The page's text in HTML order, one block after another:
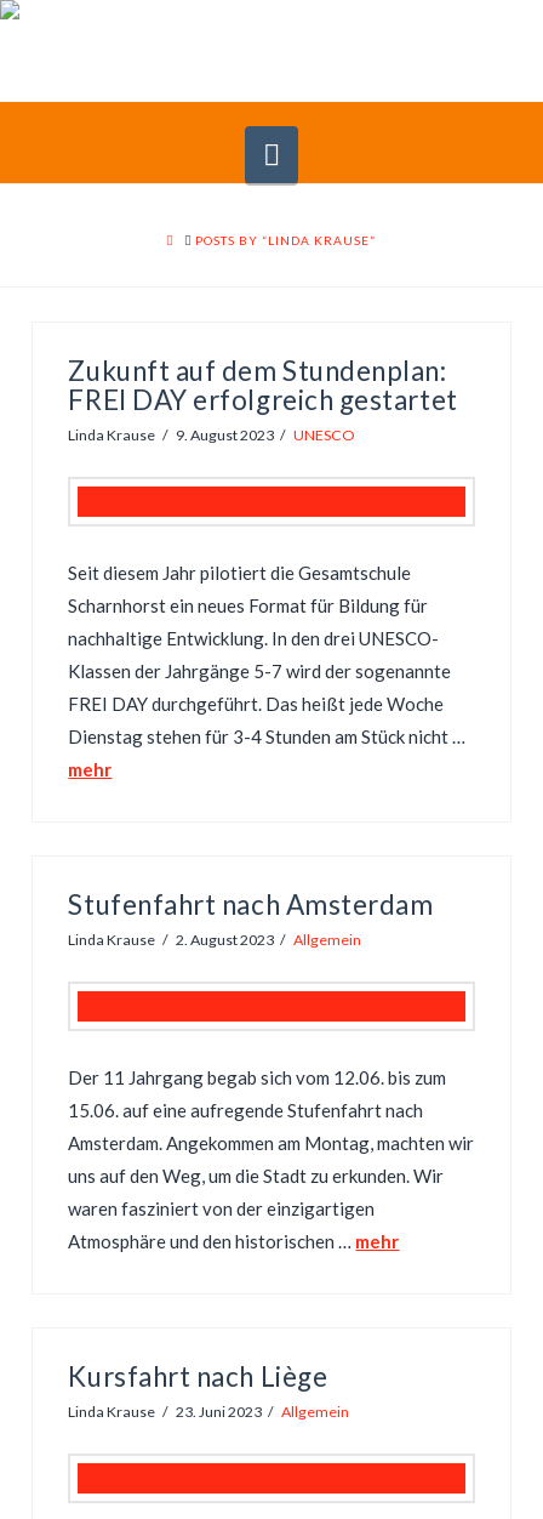
Navigation
HOMEPOSTS BY “LINDA KRAUSE”
Zukunft auf dem Stundenplan:
FREI DAY erfolgreich gestartet
Linda Krause 9. August 2023 UNESCO
Seit diesem Jahr pilotiert die Gesamtschule
Scharnhorst ein neues Format für Bildung für
nachhaltige Entwicklung. In den drei UNESCO-
Klassen der Jahrgänge 5-7 wird der sogenannte
FREI DAY durchgeführt. Das heißt jede Woche
Dienstag stehen für 3-4 Stunden am Stück nicht …
mehr
Stufenfahrt nach Amsterdam
Linda Krause 2. August 2023 Allgemein
Der 11 Jahrgang begab sich vom 12.06. bis zum
15.06. auf eine aufregende Stufenfahrt nach
Amsterdam. Angekommen am Montag, machten wir
uns auf den Weg, um die Stadt zu erkunden. Wir
waren fasziniert von der einzigartigen
Atmosphäre und den historischen … mehr
Kursfahrt nach Liège
Linda Krause 23. Juni 2023 Allgemein